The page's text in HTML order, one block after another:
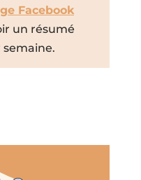
Facebook
un résumé
semaine.